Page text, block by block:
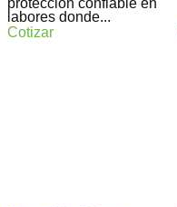
protección confiable en
labores donde...
Cotizar